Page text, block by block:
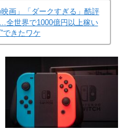
映画」「ダークすぎる」酷評
全世界で1000億円以上稼い
できたワケ